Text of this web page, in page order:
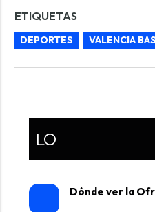
ETIQUETAS
DEPORTES VALENCIA
LO
Dónde ver la